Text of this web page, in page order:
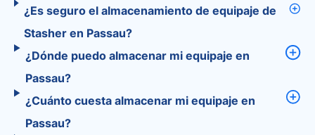
¿Es seguro el almacenamiento de equipaje de
Stasher en Passau?
¿Dónde puedo almacenar mi equipaje en
Passau?
¿Cuánto cuesta almacenar mi equipaje en
Passau?